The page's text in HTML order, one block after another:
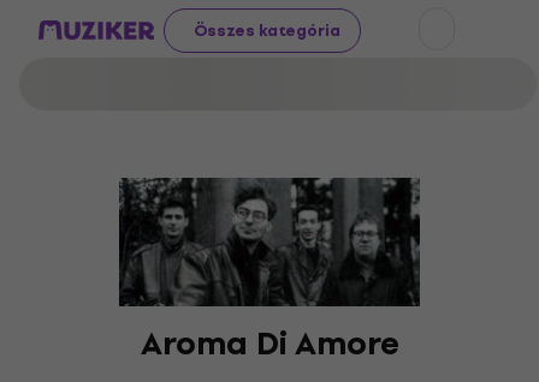
Összes kategória
Aroma Di Amore